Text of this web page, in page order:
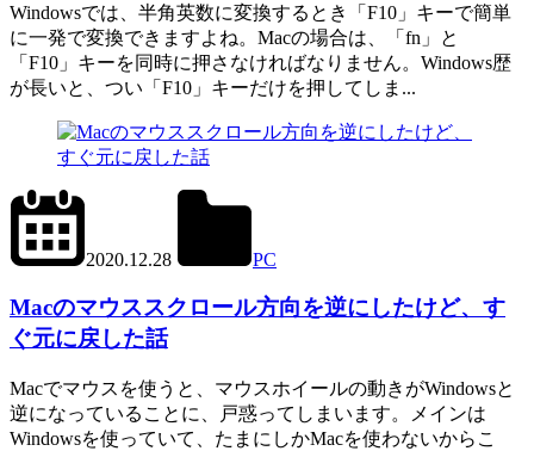
Windowsでは、半角英数に変換するとき「F10」キーで簡単
に一発で変換できますよね。Macの場合は、「fn」と
「F10」キーを同時に押さなければなりません。Windows歴
が長いと、つい「F10」キーだけを押してしま...
2020.12.28
PC
Macのマウススクロール方向を逆にしたけど、す
ぐ元に戻した話
Macでマウスを使うと、マウスホイールの動きがWindowsと
逆になっていることに、戸惑ってしまいます。メインは
Windowsを使っていて、たまにしかMacを使わないからこ